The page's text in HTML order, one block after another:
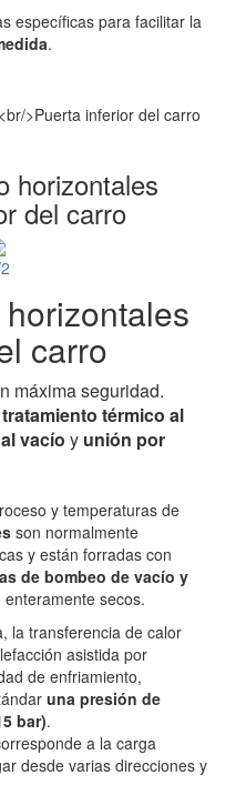
específicas para facilitar la
.
horizontales
del carro
carro
máxima seguridad.
tratamiento térmico al
vacío y unión por
y temperaturas de
son normalmente
y están forradas con
de bombeo de vacío y
secos.
la transferencia de calor
asistida por
de enfriamiento,
una presión de
bar).
a la carga
desde varias direcciones y